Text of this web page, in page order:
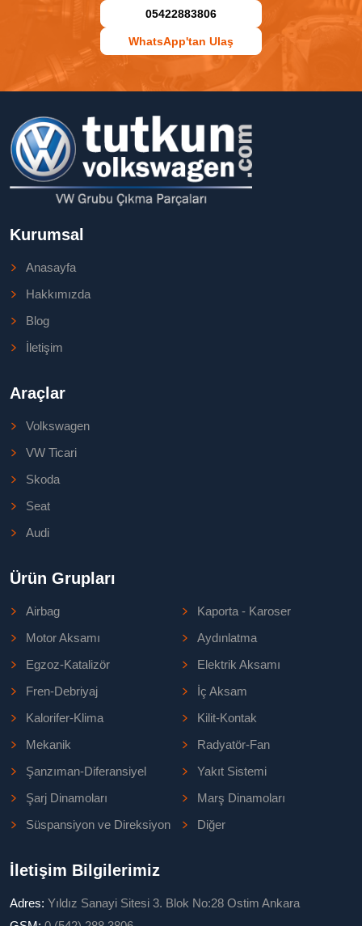
05422883806
WhatsApp'tan Ulaş
Kurumsal
Anasayfa
Hakkımızda
Blog
İletişim
Araçlar
Volkswagen
VW Ticari
Skoda
Seat
Audi
Ürün Grupları
Airbag
Kaporta - Karoser
Motor Aksamı
Aydınlatma
Egzoz-Katalizör
Elektrik Aksamı
Fren-Debriyaj
İç Aksam
Kalorifer-Klima
Kilit-Kontak
Mekanik
Radyatör-Fan
Şanzıman-Diferansiyel
Yakıt Sistemi
Şarj Dinamoları
Marş Dinamoları
Süspansiyon ve Direksiyon
Diğer
İletişim Bilgilerimiz
Adres: Yıldız Sanayi Sitesi 3. Blok No:28 Ostim Ankara